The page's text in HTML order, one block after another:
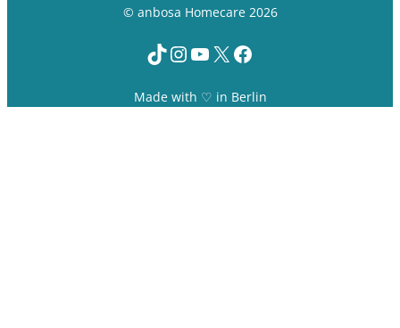
© anbosa Homecare 2026
TikTok InstagramYouTube X Facebook
Made with ♡ in Berlin